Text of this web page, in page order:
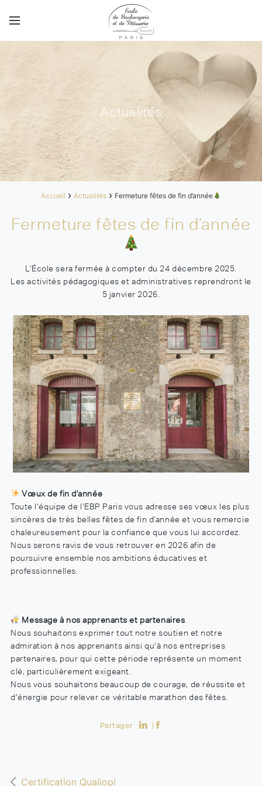
Actualités
Accueil Actualités Fermeture fêtes de fin d’année
Fermeture fêtes de fin d’année
L’École sera fermée à compter du 24 décembre 2025.
Les activités pédagogiques et administratives reprendront le
5 janvier 2026.
Vœux de fin d’année
Toute l’équipe de l’EBP Paris vous adresse ses vœux les plus
sincères de très belles fêtes de fin d’année et vous remercie
chaleureusement pour la confiance que vous lui accordez.
Nous serons ravis de vous retrouver en 2026 afin de
poursuivre ensemble nos ambitions éducatives et
professionnelles.
Message à nos apprenants et partenaires
Nous souhaitons exprimer tout notre soutien et notre
admiration à nos apprenants ainsi qu’à nos entreprises
partenaires, pour qui cette période représente un moment
clé, particulièrement exigeant.
Nous vous souhaitons beaucoup de courage, de réussite et
d’énergie pour relever ce véritable marathon des fêtes.
Partager
Certification Qualiopi